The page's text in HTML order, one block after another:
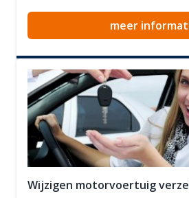
meer
Wijzigen motorvoertuig